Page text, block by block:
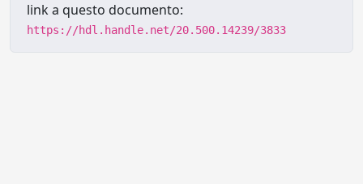
link a questo documento:
https://hdl.handle.net/20.500.14239/3833